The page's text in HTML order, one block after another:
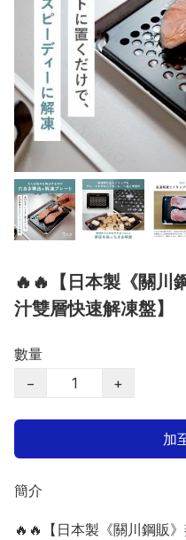
🔥🔥【日本製《關川
汁雙層快速解凍盤】
數量
−
+
加
簡介
🔥🔥【日本製《關川鋼販